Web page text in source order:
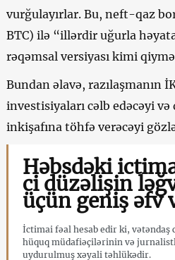
vurğulayırlar. Bu, neft-qaz
BTC) ilə “illərdir uğurla
rəqəmsal versiyası kimi
Bundan əlavə, razılaşmanın
investisiyaları cəlb edəcəyi
inkişafına töhfə verəcəyi
Həbsdəki
ci düzəlişin
üçün geniş əfv
İctimai fəal hesab edir ki,
hüquq müdafiəçilərinin və
uydurulmuş xəyali təhlükədir.